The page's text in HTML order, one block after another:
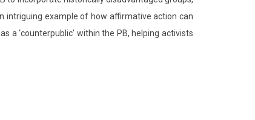
intriguing example of how affirmative action can
a ‘counterpublic’ within the PB, helping activists